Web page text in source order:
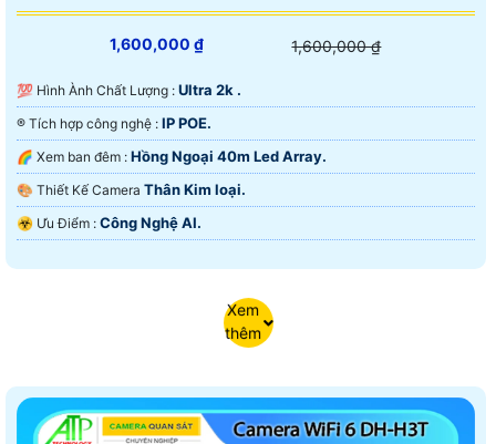
1,600,000 ₫ 1,600,000 ₫
💯 Hình Ành Chất Lượng : Ultra 2k .
®️ Tích hợp công nghệ : IP POE.
🌈 Xem ban đêm : Hồng Ngoại 40m Led Array.
🎨 Thiết Kế Camera Thân Kim loại.
️☣️ Ưu Điểm : Công Nghệ AI.
Xem
thêm